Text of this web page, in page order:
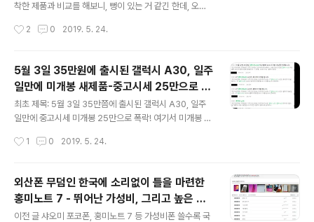
한 이야기도 할 기회가 있을 것 같아서이다. 원문 기사: 9to
ogle as well as Apple - 9to5Goog..
착한 제품과 비교를 해보니, 뻥이 있는 거 같긴 한데, 오버
그것에 대해 내용 추가를 했다. * 추가 2019년 5월 29일
수는 제일 아래에 점수를 추가하니, 참고하길 권한다. 샤오
미의 독자브랜드 홍미(Redmi)에 새로운 플래그쉽 28일
에 발표. 홍미노트7, 생폰으로 써도 충분할 디자인과 가격!!
@ 2019.1.11에서 일부 발췌 - "어제 발표된 홍미노트 7은
번 제품을 기점으로 독자브랜드(플래그쉽의 서브 브랜드
2 0 2019. 5. 24.
5월 3일 35만원에 출시된 갤럭시 A30, 일주
일만에 미개봉 새제품-중고시세 25만으로 폭
락!
최초 제목: 5월 3일 35만쯤에 출시된 갤럭시 A30, 일주
일만에 중고시세 미개봉 25만으로 폭락! 여기서 미개봉 새
착오없길 권합니다. 추가 2019.5.24 오후 10:53: 중고 시
담할 순 없다. * 오해가 있을까 싶어서 추가한다. 아래에 5
월 12일에 중고 거래 화면 캡처한 것은 5월 8일까지 거래
한 내역이 보인다. 그리고 5월 14일에 화면 캡처했다. 그리
고 한참 뒤인(그 사이 한두번씩 확인은 했었고, 다만 화면
1 0 2019. 5. 24.
외산폰 무덤인 한국에 소리없이 틀을 마련한
홍미노트 7 - 뛰어난 가성비, 그리고 높은 사
용자 만족도.
이전 글 샤오미 포코폰, 홍미노트 7 등 가성비폰 쓸수록 국